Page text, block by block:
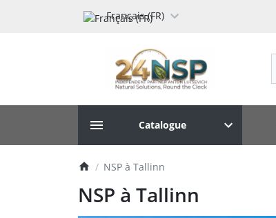
Français (FR)
Catalogue
NSP à Tallinn
NSP à Tallinn